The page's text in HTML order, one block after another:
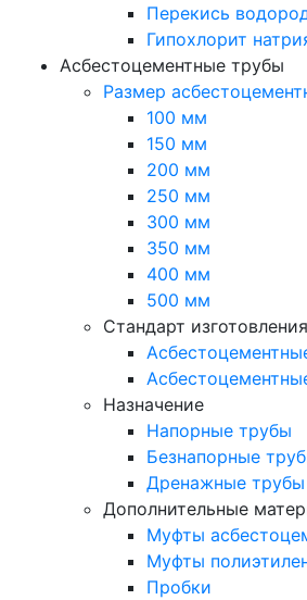
Перекись
Гипохлорит
Асбестоцементные трубы
Размер
100 мм
150 мм
200 мм
250 мм
300 мм
350 мм
400 мм
500 мм
Стандарт изготовления
Назначение
Напорные трубы
Безнапорные
Дренажные трубы
Дополнительные
Муфты
Муфты
Пробки